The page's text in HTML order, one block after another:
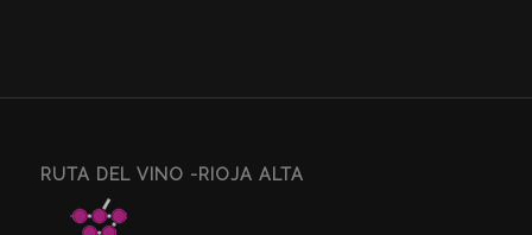
RUTA DEL VINO -RIOJA ALTA